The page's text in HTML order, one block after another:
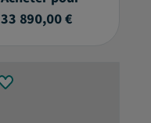
33 890,00 €